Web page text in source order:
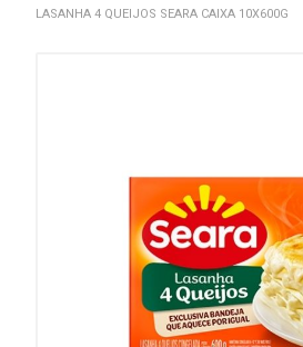
LASANHA 4 QUEIJOS SEARA CAIXA 10X600G